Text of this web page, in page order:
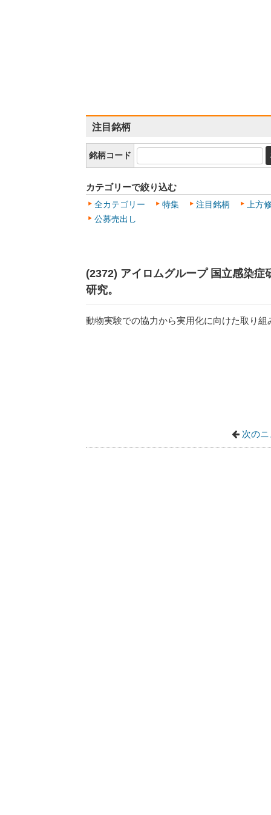
注目銘柄
銘柄コード
カテゴリーで絞り込む
全カテゴリー 特集 注目銘柄 上方
公募売出し
(2372) アイロムグループ 国立感染
研究。
動物実験での協力から実用化に向けた取り組
次のニ